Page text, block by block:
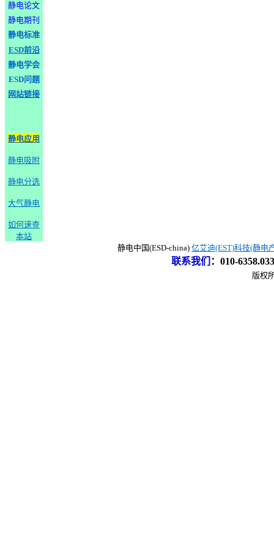
静电论文
静电期刊
静电标准
ESD前沿
静电学会
ESD问题
网站链接
静电应用
静电吸附
静电分选
大气静电
如何速查
本站
静电中国(ESD-china) 亿艾迪(EST)科技(静电
联系我们 ： 010-
版权